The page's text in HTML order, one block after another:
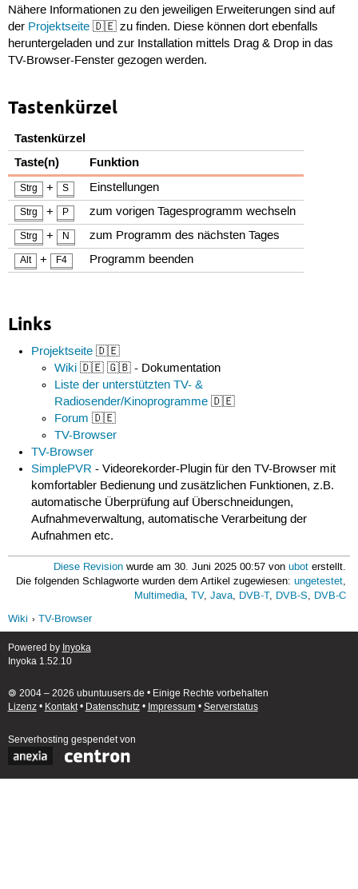
Nähere Informationen zu den jeweiligen Erweiterungen sind auf
der Projektseite🇩🇪 zu finden. Diese können dort ebenfalls
heruntergeladen und zur Installation mittels Drag & Drop in das
TV-Browser-Fenster gezogen werden.
Tastenkürzel
Tastenkürzel
Taste(n)
Funktion
Strg + S Einstellungen
Strg + P zum vorigen Tagesprogramm wechseln
Strg + N zum Programm des nächsten Tages
Alt + F4 Programm beenden
Links
Projektseite 🇩🇪
Wiki 🇩🇪 🇬🇧 - Dokumentation
Liste der unterstützten TV- &
Radiosender/Kinoprogramme 🇩🇪
Forum 🇩🇪
TV-Browser
TV-Browser
SimplePVR - Videorekorder-Plugin für den TV-Browser mit
komfortabler Bedienung und zusätzlichen Funktionen, z.B.
automatische Überprüfung auf Überschneidungen,
Aufnahmeverwaltung, automatische Verarbeitung der
Aufnahmen etc.
Diese Revision wurde am 30. Juni 2025 00:57 vonubot erstellt.
Die folgenden Schlagworte wurden dem Artikel zugewiesen:ungetestet,
Multimedia,TV,Java, DVB-T, DVB-S, DVB-C
Wiki
TV-Browser
Powered by Inyoka
Inyoka 1.52.10
🄯 2004 – 2026 ubuntuusers.de • Einige Rechte vorbehalten
Lizenz• Kontakt• Datenschutz• Impressum• Serverstatus
Serverhosting gespendet von